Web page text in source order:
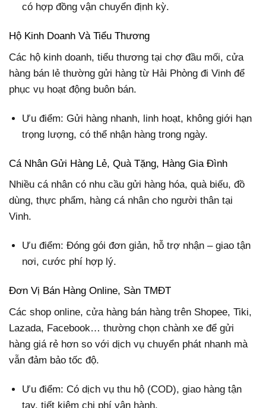
có hợp đồng vận chuyển định kỳ.
Hộ Kinh Doanh Và Tiểu Thương
Các hộ kinh doanh, tiểu thương tại chợ đầu mối, cửa
hàng bán lẻ thường gửi hàng từ Hải Phòng đi Vinh để
phục vụ hoạt động buôn bán.
Ưu điểm: Gửi hàng nhanh, linh hoạt, không giới hạn
trọng lượng, có thể nhận hàng trong ngày.
Cá Nhân Gửi Hàng Lẻ, Quà Tặng, Hàng Gia Đình
Nhiều cá nhân có nhu cầu gửi hàng hóa, quà biếu, đồ
dùng, thực phẩm, hàng cá nhân cho người thân tại
Vinh.
Ưu điểm: Đóng gói đơn giản, hỗ trợ nhận – giao tận
nơi, cước phí hợp lý.
Đơn Vị Bán Hàng Online, Sàn TMĐT
Các shop online, cửa hàng bán hàng trên Shopee, Tiki,
Lazada, Facebook… thường chọn chành xe để gửi
hàng giá rẻ hơn so với dịch vụ chuyển phát nhanh mà
vẫn đảm bảo tốc độ.
Ưu điểm: Có dịch vụ thu hộ (COD), giao hàng tận
tay, tiết kiệm chi phí vận hành.